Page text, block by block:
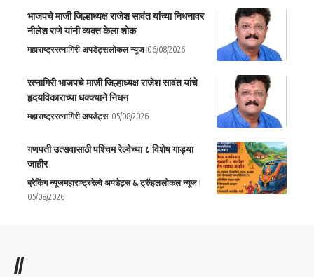
भाजपचे माजी जिल्हाध्यक्ष राजेश सावंत यांच्या निधनावर
नीलेश राणे यांनी व्यक्त केला शोक
महाराष्ट्ररत्नागिरी अपडेट्सलोकल न्यूज 06/08/2026
रत्नागिरी भाजपचे माजी जिल्हाध्यक्ष राजेश सावंत यांचे
हृदयविकाराच्या धक्क्याने निधन
महाराष्ट्ररत्नागिरी अपडेट्स 05/08/2026
गणपती उत्सवासाठी पश्चिम रेल्वेच्या ८ विशेष गाड्या
जाहीर
ब्रेकिंग न्यूजमहाराष्ट्ररेल्वे अपडेट्स & ट्रॅव्हललोकल न्यूज
05/08/2026
//